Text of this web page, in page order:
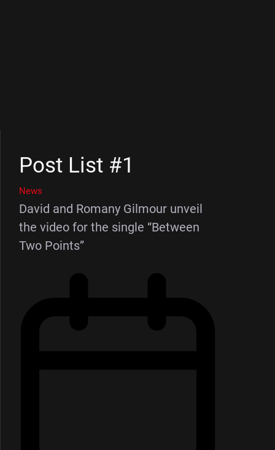
Post List #1
News
David and Romany Gilmour unveil
the video for the single “Between
Two Points”